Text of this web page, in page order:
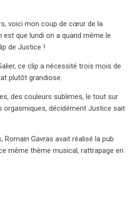
voici mon coup de cœur de la
est que lundi on a quand même le
de Justice !
ce clip a nécessité trois mois de
plutôt grandiose.
des couleurs sublimes, le tout sur
orgasmiques, décidément Justice sait
Romain Gavras avait réalisé la pub
même thème musical, rattrapage en